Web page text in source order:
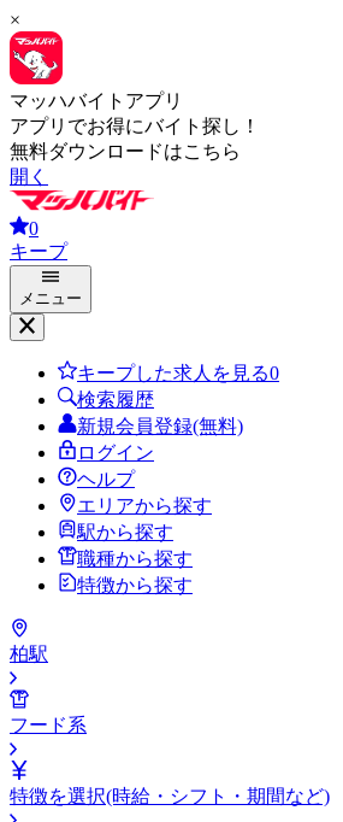
×
マッハバイトアプリ
アプリでお得にバイト探し！
無料ダウンロードはこちら
開く
0
キープ
メニュー
キープした求人を見る0
検索履歴
新規会員登録(無料)
ログイン
ヘルプ
エリアから探す
駅から探す
職種から探す
特徴から探す
柏駅
フード系
特徴を選択(時給・シフト・期間など)